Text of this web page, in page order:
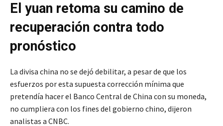
El yuan retoma su camino de
recuperación contra todo
pronóstico
La divisa china no se dejó debilitar, a pesar de que los
esfuerzos por esta supuesta corrección mínima que
pretendía hacer el Banco Central de China con su moneda,
no cumpliera con los fines del gobierno chino, dijeron
analistas a CNBC.